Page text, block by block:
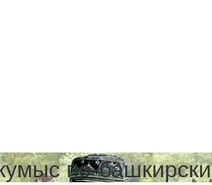
по-башкирски